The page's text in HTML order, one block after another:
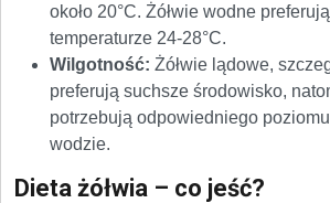
około 20°C. Żółwie wodne
temperaturze 24-28°C.
Wilgotność: Żółwie lądowe,
preferują suchsze środowisko,
potrzebują odpowiedniego
wodzie.
Dieta żółwia – co jeść?